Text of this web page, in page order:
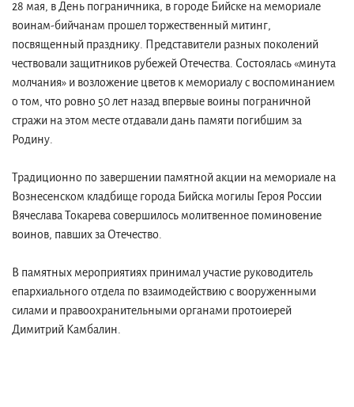
28 мая, в День пограничника, в городе Бийске на мемориале
воинам-бийчанам прошел торжественный митинг,
посвященный празднику. Представители разных поколений
чествовали защитников рубежей Отечества. Состоялась «минута
молчания» и возложение цветов к мемориалу с воспоминанием
о том, что ровно 50 лет назад впервые воины пограничной
стражи на этом месте отдавали дань памяти погибшим за
Родину.
Традиционно по завершении памятной акции на мемориале на
Вознесенском кладбище города Бийска могилы Героя России
Вячеслава Токарева совершилось молитвенное поминовение
воинов, павших за Отечество.
В памятных мероприятиях принимал участие руководитель
епархиального отдела по взаимодействию с вооруженными
силами и правоохранительными органами протоиерей
Димитрий Камбалин.